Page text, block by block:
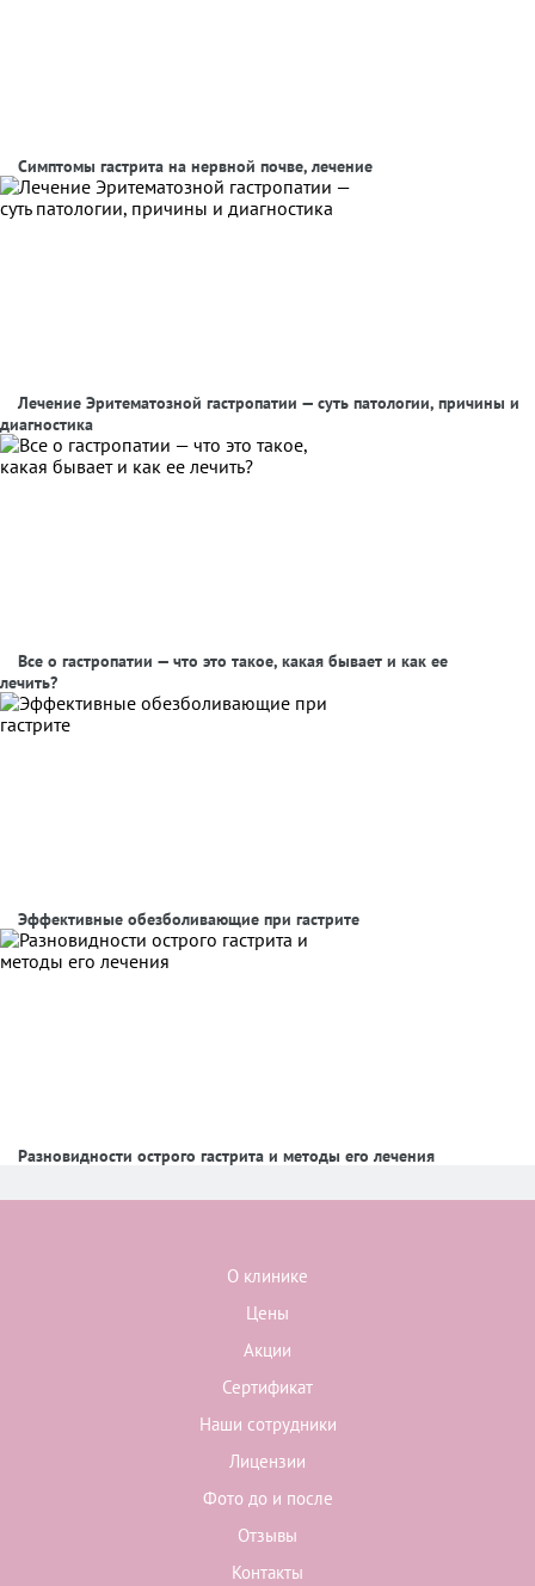
Симптомы гастрита на нервной почве, лечение
Лечение Эритематозной гастропатии — суть патологии, причины и
диагностика
Все о гастропатии — что это такое, какая бывает и как ее
лечить?
Эффективные обезболивающие при гастрите
Разновидности острого гастрита и методы его лечения
О клинике
Цены
Акции
Сертификат
Наши сотрудники
Лицензии
Фото до и после
Отзывы
Контакты